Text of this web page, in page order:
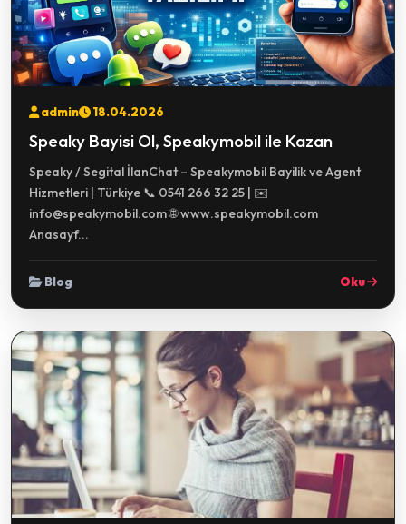
admin 18.04.2026
Speaky Bayisi Ol, Speakymobil ile Kazan
Speaky / Segital İlanChat – Speakymobil Bayilik ve Agent
Hizmetleri | Türkiye 📞 0541 266 32 25 | ✉️
info@speakymobil.com 🌐 www.speakymobil.com
Anasayf...
Blog Oku